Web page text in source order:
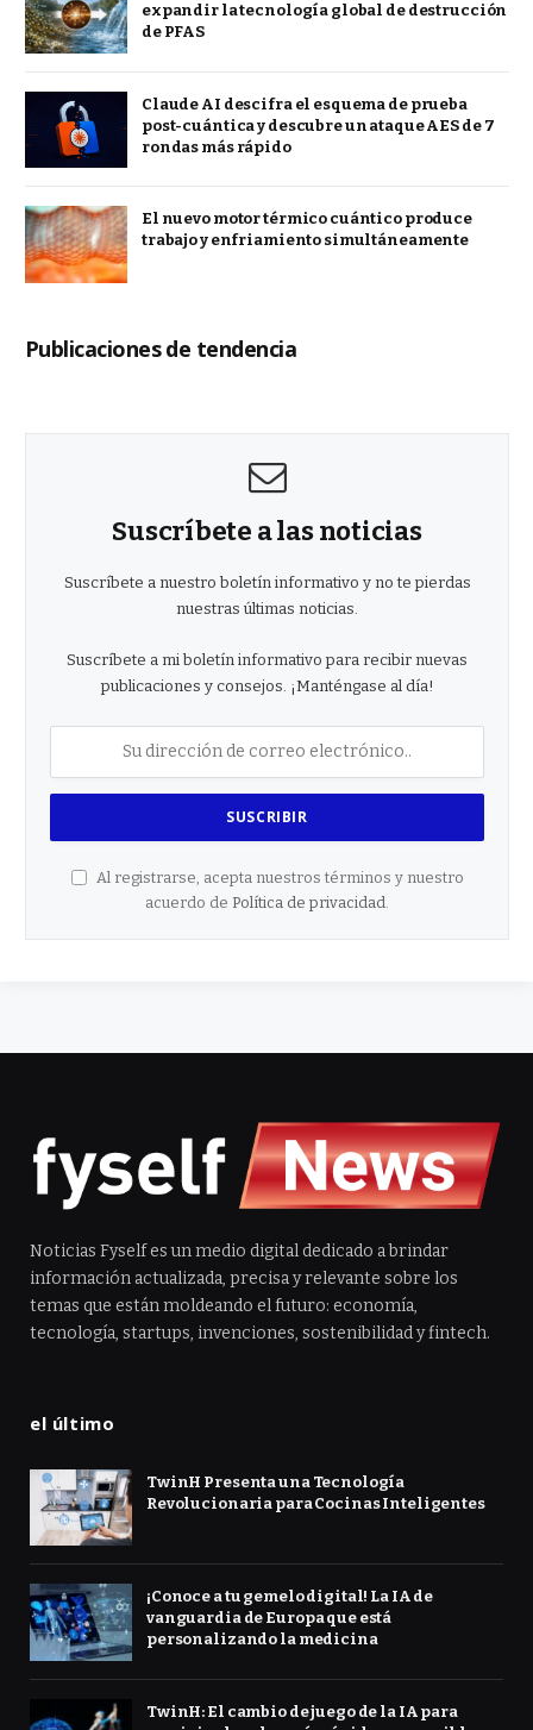
expandir la tecnología global de destrucción
de PFAS
Claude AI descifra el esquema de prueba
post-cuántica y descubre un ataque AES de 7
rondas más rápido
El nuevo motor térmico cuántico produce
trabajo y enfriamiento simultáneamente
Publicaciones de tendencia
Suscríbete a las noticias
Suscríbete a nuestro boletín informativo y no te pierdas
nuestras últimas noticias.
Suscríbete a mi boletín informativo para recibir nuevas
publicaciones y consejos. ¡Manténgase al día!
Al registrarse, acepta nuestros términos y nuestro
acuerdo de Política de privacidad
Noticias Fyself es un medio digital dedicado a brindar
información actualizada, precisa y relevante sobre los
temas que están moldeando el futuro: economía,
tecnología, startups, invenciones, sostenibilidad y fintech.
el último
TwinH Presenta una Tecnología
Revolucionaria para Cocinas Inteligentes
¡Conoce a tu gemelo digital! La IA de
vanguardia de Europa que está
personalizando la medicina
TwinH: El cambio de juego de la IA para